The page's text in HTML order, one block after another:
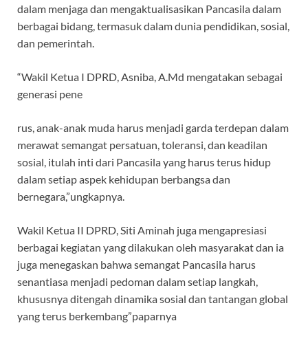
dalam menjaga dan mengaktualisasikan Pancasila dalam
berbagai bidang, termasuk dalam dunia pendidikan, sosial,
dan pemerintah.
“Wakil Ketua I DPRD, Asniba, A.Md mengatakan sebagai
generasi pene
rus, anak-anak muda harus menjadi garda terdepan dalam
merawat semangat persatuan, toleransi, dan keadilan
sosial, itulah inti dari Pancasila yang harus terus hidup
dalam setiap aspek kehidupan berbangsa dan
bernegara,”ungkapnya.
Wakil Ketua II DPRD, Siti Aminah juga mengapresiasi
berbagai kegiatan yang dilakukan oleh masyarakat dan ia
juga menegaskan bahwa semangat Pancasila harus
senantiasa menjadi pedoman dalam setiap langkah,
khususnya ditengah dinamika sosial dan tantangan global
yang terus berkembang”paparnya